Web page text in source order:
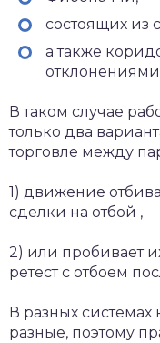
состоящих из
а также
В таком случае
только два
торговле между
1) движение
сделки на отбой ,
2) или пробивает
ретест с отбоем
В разных
разные, поэтому